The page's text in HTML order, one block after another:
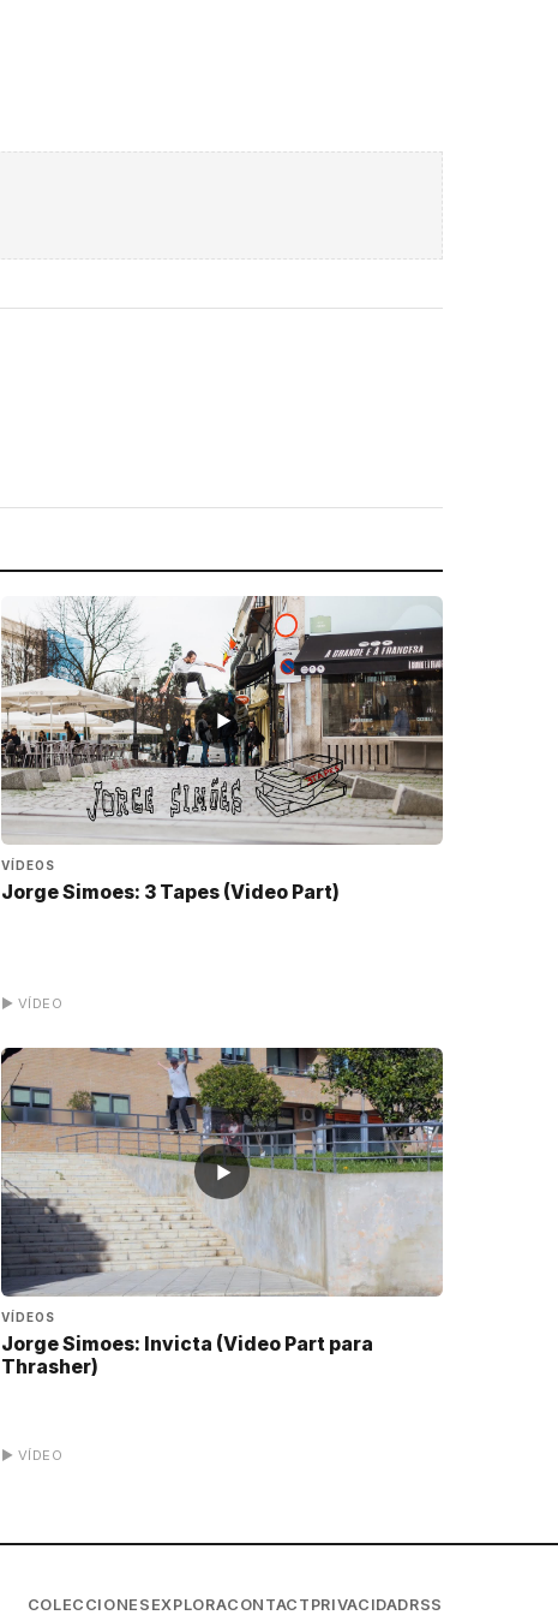
▶
VÍDEOS
Jorge Simoes: 3 Tapes (Video Part)
▶ VÍDEO
▶
VÍDEOS
Jorge Simoes: Invicta (Video Part para
Thrasher)
▶ VÍDEO
COLECCIONES EXPLORACONTACT PRIVACIDADRSS